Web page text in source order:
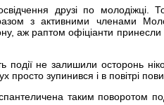
друзі по молодіжці.
з активними членами
аж раптом офіціанти принесли
події не залишили осторонь
зупинився і в повітрі
таким поворотом